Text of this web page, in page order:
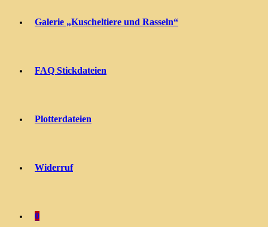
Galerie „Kuscheltiere und Rasseln“
FAQ Stickdateien
Plotterdateien
Widerruf
0